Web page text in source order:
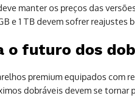
manter os preços das
e 1 TB devem sofrer reajustes
o futuro dos
premium equipados com
dobráveis devem se tornar